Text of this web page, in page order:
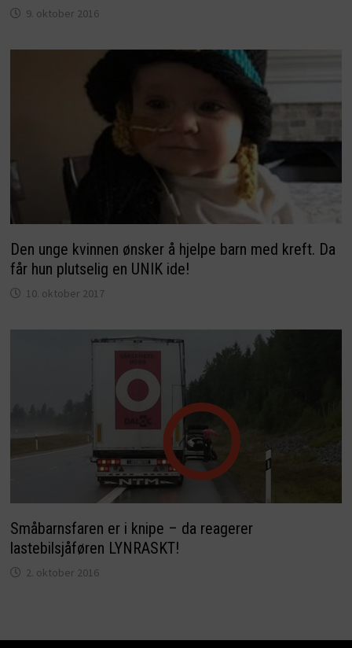
9. oktober 2016
Den unge kvinnen ønsker å hjelpe barn med kreft. Da
får hun plutselig en UNIK ide!
10. oktober 2017
Småbarnsfaren er i knipe – da reagerer
lastebilsjåføren LYNRASKT!
2. oktober 2016